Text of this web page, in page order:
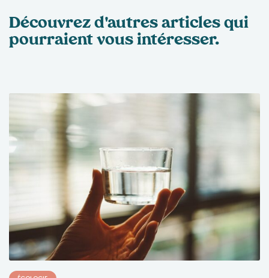
Découvrez d'autres articles qui
pourraientvous intéresser.